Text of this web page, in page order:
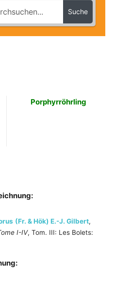
Suche
Porphyrröhrling
(Fr. & Hök) E.-J. Gilbert,
I-IV, Tom. III: Les Bolets: